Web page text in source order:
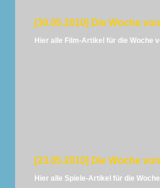
[30.05.2010] Die Woche
Hier alle Film-Artikel für die Woche
[23.05.2010] Die Woche
Hier alle Spiele-Artikel für die